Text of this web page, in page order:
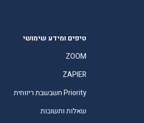
טיפים ומידע שימושי
ZOOM
ZAPIER
Priority חשבשבת ריווחית
שאלות ותשובות